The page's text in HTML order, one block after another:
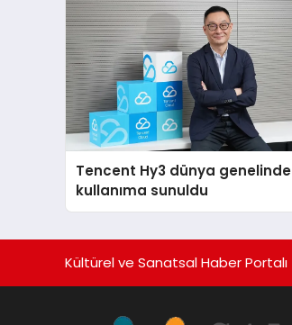
Tencent Hy3 dünya genelinde
kullanıma sunuldu
Kültürel ve Sanatsal Haber Portalı